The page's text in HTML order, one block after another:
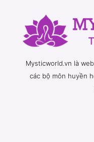
Mysticworld.vn là
các bộ môn huyền